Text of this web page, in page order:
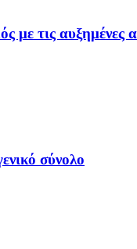
τις αυξημένες
σύνολο